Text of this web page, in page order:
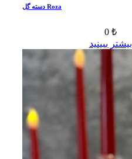
دسته گل Roza
0 ₺
بیشتر ببینید